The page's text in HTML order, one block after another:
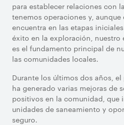
para establecer relaciones con
tenemos operaciones y,
encuentra en las etapas
éxito en la exploración, nuestro
es el fundamento principal de
las comunidades locales.
Durante los últimos dos años,
ha generado varias mejoras de
positivos en la comunidad, que
unidades de saneamiento y
seguro.